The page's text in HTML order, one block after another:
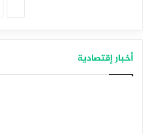
أخبار إقتصادية